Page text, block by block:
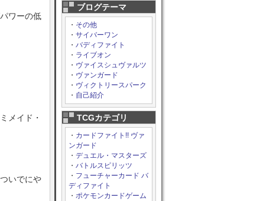
ブログテーマ
・ その他
・ サイバーワン
・ バディファイト
・ ライブオン
・ ヴァイスシュヴァルツ
・ ヴァンガード
・ ヴィクトリースパーク
・ 自己紹介
TCGカテゴリ
・ カードファイト!! ヴァ
ンガード
・ デュエル・マスターズ
・ バトルスピリッツ
・ フューチャーカード バ
ディファイト
・ ポケモンカードゲーム
ワーの低
メイド・
いでにや